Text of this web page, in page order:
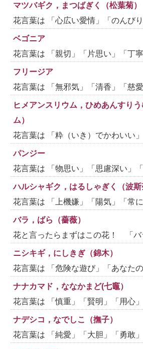
マツバギク，まつばぎく（松葉菊）
花言葉は 「心広い愛情」「のんび
ベゴニア
花言葉は 「親切」「片思い」「丁
フリージア
花言葉は 「無邪気」「清香」「慈
ヒメアンスリウム，ひめあんすり
ム）
花言葉は 「粋（いき）でかわいい
パンジー
花言葉は 「物思い」「思慮深い」
ハルシャギク，はるしゃぎく（波斯
花言葉は 「上機嫌」「陽気」「常
バラ，ばら（薔薇）
花と言ったらまずはこの花！ 「
ニシキギ，にしきぎ（錦木）
花言葉は 「危険な遊び」「あなた
ナナカマド，ななかまど(七竈）
花言葉は 「慎重」「賢明」「用心
ナデシコ，なでしこ（撫子）
花言葉は 「純愛」「大胆」「勇敢